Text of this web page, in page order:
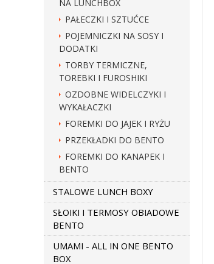
NA LUNCHBOX
PAŁECZKI I SZTUĆCE
POJEMNICZKI NA SOSY I
DODATKI
TORBY TERMICZNE,
TOREBKI I FUROSHIKI
OZDOBNE WIDELCZYKI I
WYKAŁACZKI
FOREMKI DO JAJEK I RYŻU
PRZEKŁADKI DO BENTO
FOREMKI DO KANAPEK I
BENTO
STALOWE LUNCH BOXY
SŁOIKI I TERMOSY OBIADOWE
BENTO
UMAMI - ALL IN ONE BENTO
BOX